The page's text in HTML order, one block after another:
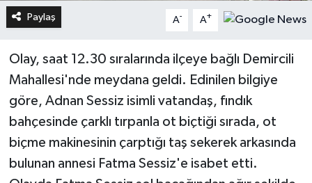
Paylaş A- A+
Olay, saat 12.30 sıralarında ilçeye bağlı Demircili
Mahallesi'nde meydana geldi. Edinilen bilgiye
göre, Adnan Sessiz isimli vatandaş, fındık
bahçesinde çarklı tırpanla ot biçtiği sırada, ot
biçme makinesinin çarptığı taş sekerek arkasında
bulunan annesi Fatma Sessiz'e isabet etti.